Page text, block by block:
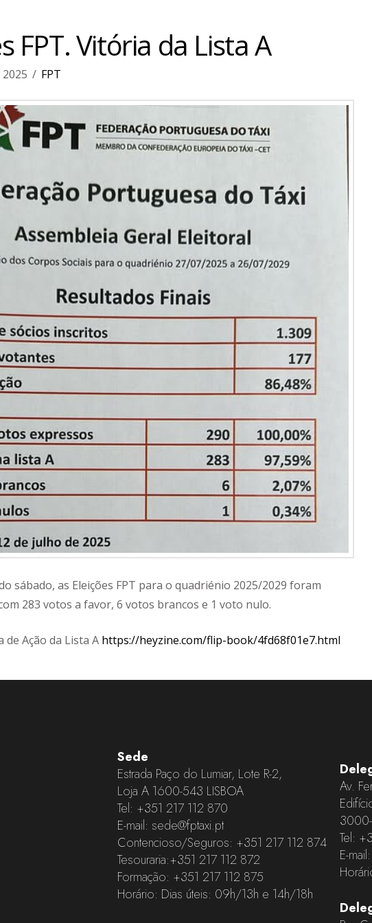
FPT. Vitória da Lista A
2025 FPT
sábado, as Eleições FPT para o quadriénio 2025/2029 foram
283 votos a favor, 6 votos brancos e 1 voto nulo.
de Ação da Lista A https://heyzine.com/flip-book/4fd68f01e7.html
Sede
Estrada Paço do Lumiar, Lote R-2,
Loja A 1600-543 LISBOA
Tel: +351 217 112 870
E-mail: sede@fptaxi.pt
Contencioso/Seguros: +351 217 112 874
Tesouraria:+351 217 112 872
Formação: +351 217 112 875
Horário: Dias úteis: 09h/13h e 14h/18h
Av.
Tel:
E-mail: